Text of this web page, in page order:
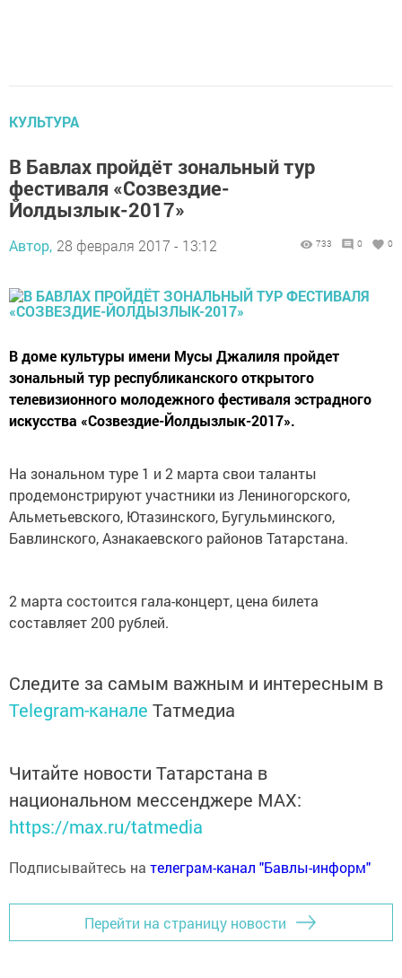
КУЛЬТУРА
В Бавлах пройдёт зональный тур
фестиваля «Созвездие-
Йолдызлык-2017»
Автор, 28 февраля 2017 - 13:12 733 0 0
В доме культуры имени Мусы Джалиля пройдет
зональный тур республиканского открытого
телевизионного молодежного фестиваля эстрадного
искусства «Созвездие-Йолдызлык-2017».
На зональном туре 1 и 2 марта свои таланты
продемонстрируют участники из Лениногорского,
Альметьевского, Ютазинского, Бугульминского,
Бавлинского, Азнакаевского районов Татарстана.
2 марта состоится гала-концерт, цена билета
составляет 200 рублей.
Следите за самым важным и интересным в
Telegram-канале Татмедиа
Читайте новости Татарстана в
национальном мессенджере MАХ:
https://max.ru/tatmedia
Подписывайтесь на телеграм-канал "Бавлы-информ"
Перейти на страницу новости